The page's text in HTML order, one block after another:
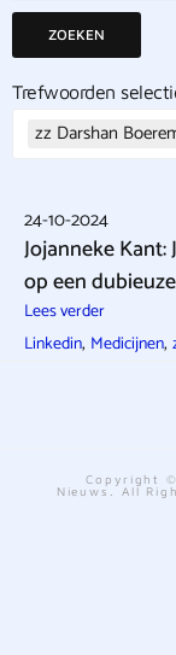
ZOEKEN
Trefwoorden
zz Darshan
24-10-2024
Jojanneke
op een
Lees verder
Linkedin, Medicijnen,
Copyright
Nieuws. All